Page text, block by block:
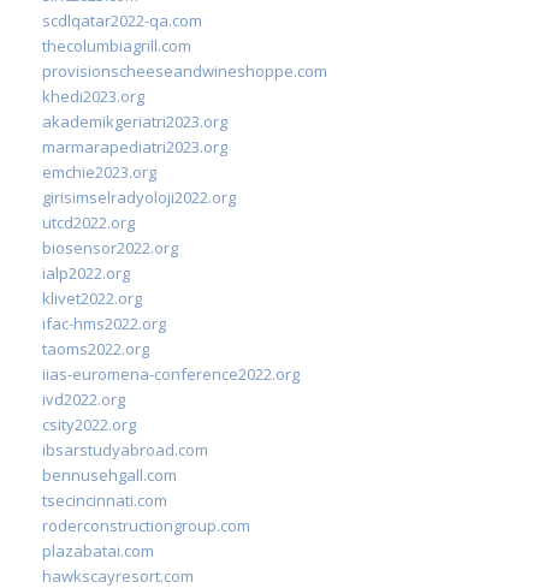
scdlqatar2022-qa.com
thecolumbiagrill.com
provisionscheeseandwineshoppe.com
khedi2023.org
akademikgeriatri2023.org
marmarapediatri2023.org
emchie2023.org
girisimselradyoloji2022.org
utcd2022.org
biosensor2022.org
ialp2022.org
klivet2022.org
ifac-hms2022.org
taoms2022.org
iias-euromena-conference2022.org
ivd2022.org
csity2022.org
ibsarstudyabroad.com
bennusehgall.com
tsecincinnati.com
roderconstructiongroup.com
plazabatai.com
hawkscayresort.com